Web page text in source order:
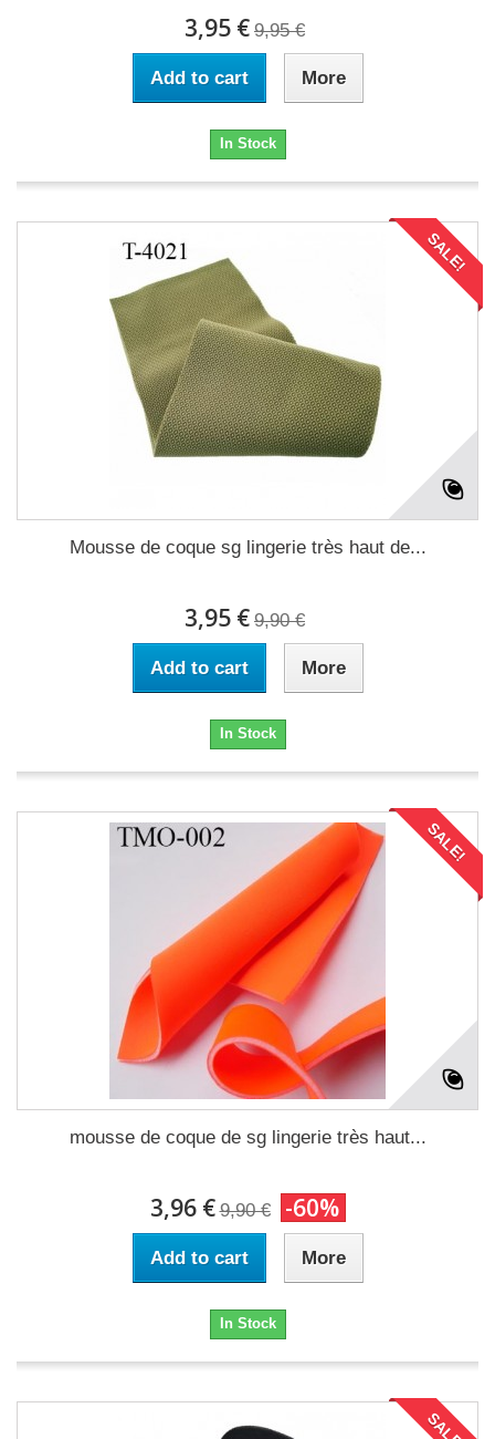
3,95 € 9,95 €
Add to cart More
In Stock
SALE!
Mousse de coque sg lingerie très haut de...
3,95 € 9,90 €
Add to cart More
In Stock
SALE!
mousse de coque de sg lingerie très haut...
3,96 € 9,90 € -60%
Add to cart More
In Stock